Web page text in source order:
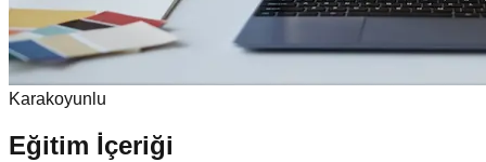
Karakoyunlu
Eğitim İçeriği